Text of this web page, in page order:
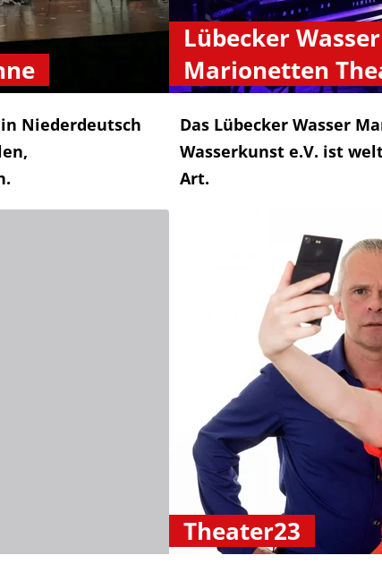
Niederdeutsch
Lübecker Wasser
Marionetten
Das Lübecker Wasser
Wasserkunst e.V. ist
Art.
Theater23